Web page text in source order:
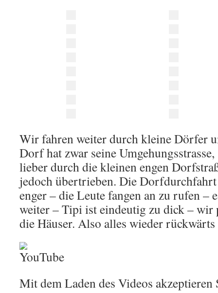
Wir fahren weiter durch kleine Dörfer
Dorf hat zwar seine
lieber durch die kleinen engen
jedoch übertrieben. Die
enger – die Leute fangen an zu rufen –
weiter – Tipi ist eindeutig zu dick – wir
die Häuser. Also alles wieder
Mit dem Laden des Videos akzeptieren